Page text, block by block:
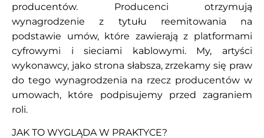
producentów. Producenci otrzymują
wynagrodzenie z tytułu reemitowania na
podstawie umów, które zawierają z platformami
cyfrowymi i sieciami kablowymi. My, artyści
wykonawcy, jako strona słabsza, zrzekamy się praw
do tego wynagrodzenia na rzecz producentów w
umowach, które podpisujemy przed zagraniem
roli.
JAK TO WYGLĄDA W PRAKTYCE?